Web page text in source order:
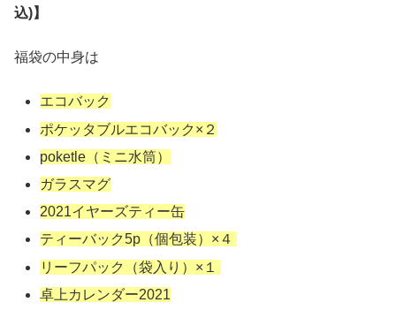
込)】
福袋の中身は
エコバック
ポケッタブルエコバック×２
poketle（ミニ水筒）
ガラスマグ
2021イヤーズティー缶
ティーバック5p（個包装）×４
リーフパック（袋入り）×１
卓上カレンダー2021